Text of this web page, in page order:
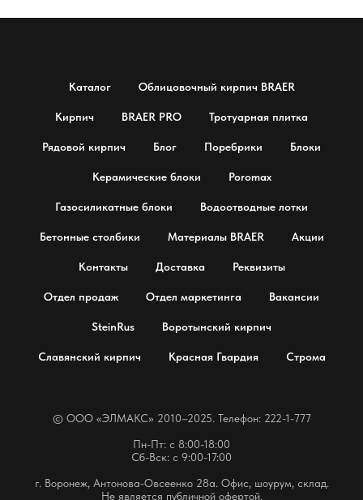
Каталог Облицовочный кирпич BRAER
Кирпич BRAER PRO Тротуарная плитка
Рядовой кирпич Блог Поребрики Блоки
Керамические блоки Poromax
Газосиликатные блоки Водоотводные лотки
Бетонные столбики Материалы BRAER Акции
Контакты Доставка Реквизиты
Отдел продаж Отдел маркетинга Вакансии
SteinRus Воротынский кирпич
Славянский кирпич Красная Гвардия Строма
© OOO «ЭЛМАКС» 2010–2025. Телефон: 222-1-777
Пн-Пт: с 8:00-18:00
Сб-Вск: с 9:00-17:00
г. Воронеж, Антонова-Овсеенко 28а. Офис, шоурум, склад.
Не является публичной офертой.